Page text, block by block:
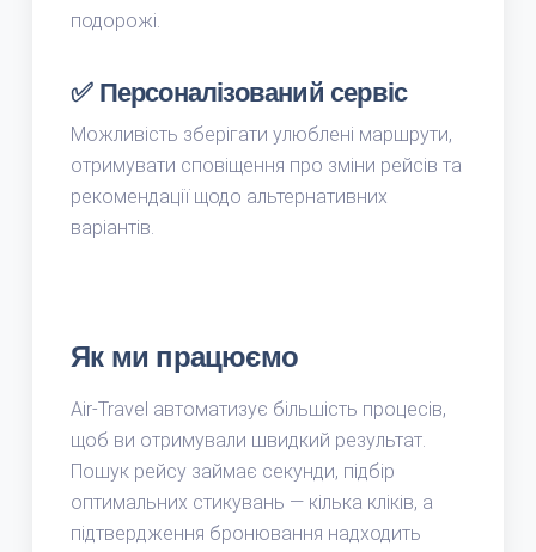
подорожі.
✅ Персоналізований сервіс
Можливість зберігати улюблені маршрути,
отримувати сповіщення про зміни рейсів та
рекомендації щодо альтернативних
варіантів.
Як ми працюємо
Air-Travel автоматизує більшість процесів,
щоб ви отримували швидкий результат.
Пошук рейсу займає секунди, підбір
оптимальних стикувань — кілька кліків, а
підтвердження бронювання надходить